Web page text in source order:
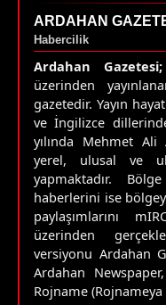
ARDAHAN
Habercilik
Ardahan Gazetesi;
üzerinden
gazetedir. Yayın
ve İngilizce
yılında Mehmet
yerel, ulusal ve
yapmaktadır.
haberlerini ise
paylaşımlarını
üzerinden
versiyonu Ardahan
Ardahan
Rojname (Rojnameya